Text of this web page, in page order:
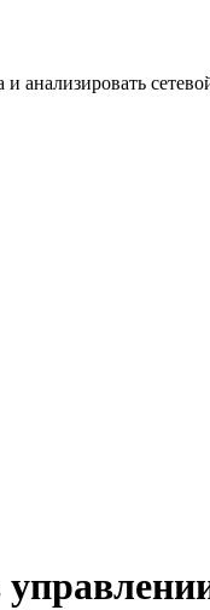
анализировать